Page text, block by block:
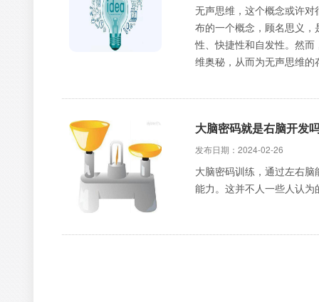
无声思维，这个概念或许
布的一个概念，顾名思义
性、快捷性和自发性。然
维奥秘，从而为无声思维
大脑密码就是右脑开发
发布日期：2024-02-26
大脑密码训练，通过左右
能力。这并不人一些人认为